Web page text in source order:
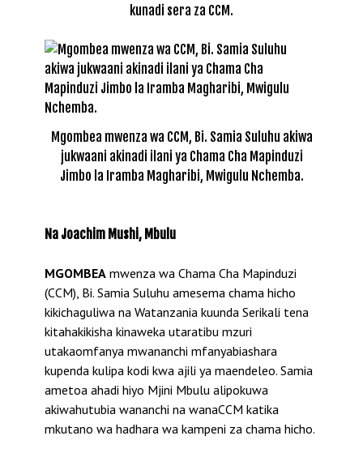
kunadi sera za CCM.
Mgombea mwenza wa CCM, Bi. Samia Suluhu akiwa
jukwaani akinadi ilani ya Chama Cha Mapinduzi
Jimbo la Iramba Magharibi, Mwigulu Nchemba.
Na Joachim Mushi, Mbulu
MGOMBEA mwenza wa Chama Cha Mapinduzi
(CCM), Bi. Samia Suluhu amesema chama hicho
kikichaguliwa na Watanzania kuunda Serikali tena
kitahakikisha kinaweka utaratibu mzuri
utakaomfanya mwananchi mfanyabiashara
kupenda kulipa kodi kwa ajili ya maendeleo. Samia
ametoa ahadi hiyo Mjini Mbulu alipokuwa
akiwahutubia wananchi na wanaCCM katika
mkutano wa hadhara wa kampeni za chama hicho.